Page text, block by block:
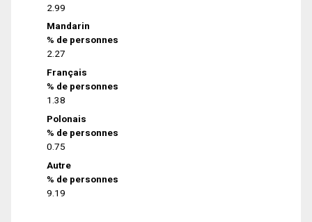
2.99
Mandarin
% de personnes
2.27
Français
% de personnes
1.38
Polonais
% de personnes
0.75
Autre
% de personnes
9.19